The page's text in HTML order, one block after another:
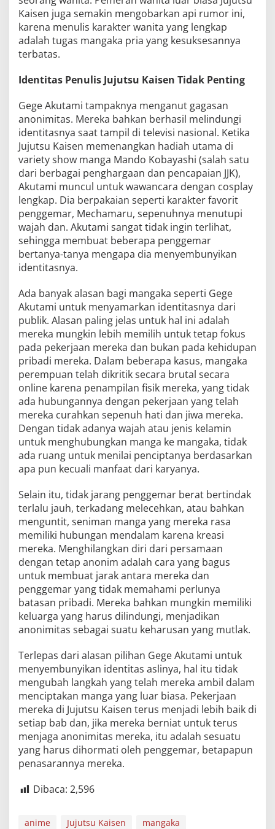
Kaisen juga semakin mengobarkan api rumor ini,
karena menulis karakter wanita yang lengkap
adalah tugas mangaka pria yang kesuksesannya
terbatas.
Identitas Penulis Jujutsu Kaisen Tidak Penting
Gege Akutami tampaknya menganut gagasan
anonimitas. Mereka bahkan berhasil melindungi
identitasnya saat tampil di televisi nasional. Ketika
Jujutsu Kaisen memenangkan hadiah utama di
variety show manga Mando Kobayashi (salah satu
dari berbagai penghargaan dan pencapaian JJK),
Akutami muncul untuk wawancara dengan cosplay
lengkap. Dia berpakaian seperti karakter favorit
penggemar, Mechamaru, sepenuhnya menutupi
wajah dan. Akutami sangat tidak ingin terlihat,
sehingga membuat beberapa penggemar
bertanya-tanya mengapa dia menyembunyikan
identitasnya.
Ada banyak alasan bagi mangaka seperti Gege
Akutami untuk menyamarkan identitasnya dari
publik. Alasan paling jelas untuk hal ini adalah
mereka mungkin lebih memilih untuk tetap fokus
pada pekerjaan mereka dan bukan pada kehidupan
pribadi mereka. Dalam beberapa kasus, mangaka
perempuan telah dikritik secara brutal secara
online karena penampilan fisik mereka, yang tidak
ada hubungannya dengan pekerjaan yang telah
mereka curahkan sepenuh hati dan jiwa mereka.
Dengan tidak adanya wajah atau jenis kelamin
untuk menghubungkan manga ke mangaka, tidak
ada ruang untuk menilai penciptanya berdasarkan
apa pun kecuali manfaat dari karyanya.
Selain itu, tidak jarang penggemar berat bertindak
terlalu jauh, terkadang melecehkan, atau bahkan
menguntit, seniman manga yang mereka rasa
memiliki hubungan mendalam karena kreasi
mereka. Menghilangkan diri dari persamaan
dengan tetap anonim adalah cara yang bagus
untuk membuat jarak antara mereka dan
penggemar yang tidak memahami perlunya
batasan pribadi. Mereka bahkan mungkin memiliki
keluarga yang harus dilindungi, menjadikan
anonimitas sebagai suatu keharusan yang mutlak.
Terlepas dari alasan pilihan Gege Akutami untuk
menyembunyikan identitas aslinya, hal itu tidak
mengubah langkah yang telah mereka ambil dalam
menciptakan manga yang luar biasa. Pekerjaan
mereka di Jujutsu Kaisen terus menjadi lebih baik di
setiap bab dan, jika mereka berniat untuk terus
menjaga anonimitas mereka, itu adalah sesuatu
yang harus dihormati oleh penggemar, betapapun
penasarannya mereka.
Dibaca: 2,596
anime Jujutsu Kaisen mangaka